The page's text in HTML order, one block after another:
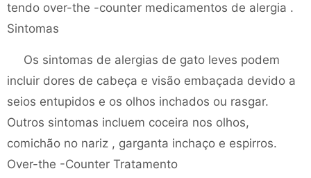
tendo over-the -counter medicamentos de alergia .
Sintomas
Os sintomas de alergias de gato leves podem
incluir dores de cabeça e visão embaçada devido a
seios entupidos e os olhos inchados ou rasgar.
Outros sintomas incluem coceira nos olhos,
comichão no nariz , garganta inchaço e espirros.
Over-the -Counter Tratamento